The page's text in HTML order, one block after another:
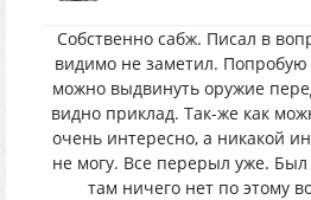
Собственно сабж. Писал в
видимо не заметил. Попробую
можно выдвинуть оружие
видно приклад. Так-же как
очень интересно, а никакой
не могу. Все перерыл уже. Был
там ничего нет по этому